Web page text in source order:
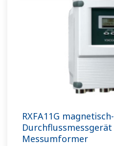
RXFA11G
Messumformer